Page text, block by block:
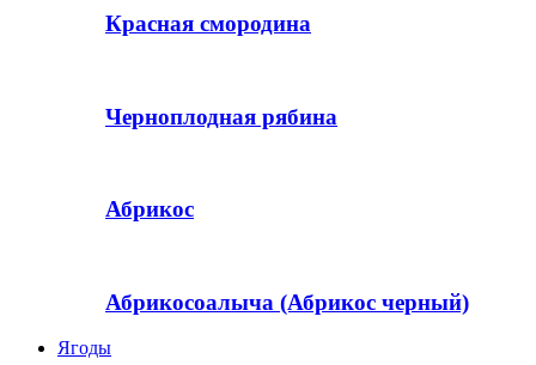
Красная смородина
Черноплодная рябина
Абрикос
Абрикосоалыча (Абрикос черный)
Ягоды